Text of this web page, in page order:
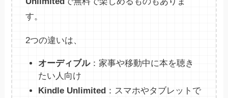
す。
2つの違いは、
オーディブル：家事や移動中に本を聴き
たい人向け
Kindle Unlimited ：スマホやタブレットで